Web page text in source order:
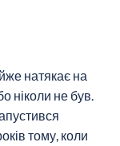
натякає на
ніколи не був.
тому, коли